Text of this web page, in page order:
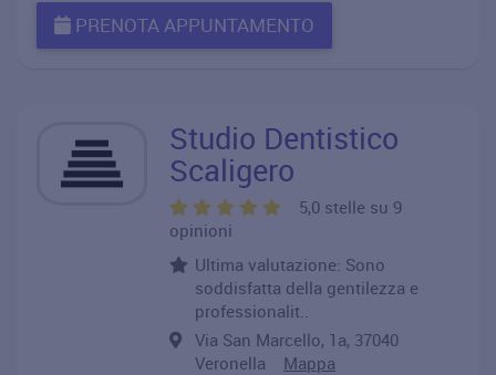
PRENOTA APPUNTAMENTO
Studio Dentistico
Scaligero
5,0 stelle su 9
opinioni
Ultima valutazione: Sono
soddisfatta della gentilezza e
professionalit..
Via San Marcello, 1a, 37040
Veronella Mappa